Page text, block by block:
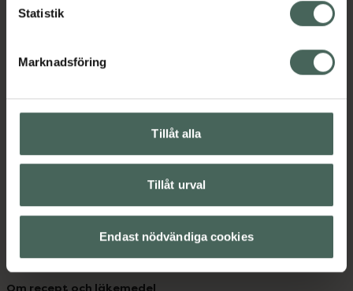
Statistik
Marknadsföring
Tillåt alla
Tillåt urval
Endast nödvändiga cookies
datorn. Oavsett vem du är så är det vårt uppdrag att
hjälpa just dig att må lite bättre. Välkommen att prata
Handla tryggt
Leverans, betalning och retur
Kundklubb
Sajtens tillgänglighet
Köpvillkor
Om recept och läkemedel